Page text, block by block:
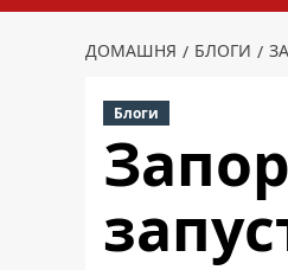
ДОМАШНЯ БЛОГИ
Блоги